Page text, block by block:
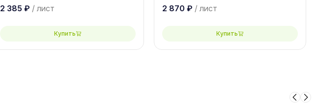
2 385 ₽ / лист
Купить
2 870 ₽ / лист
Купить